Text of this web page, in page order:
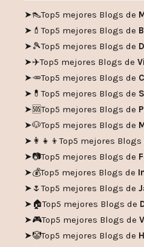
➤👠Top5 mejores Blogs de
➤💄Top5 mejores Blogs de
➤🎾Top5 mejores Blogs de
➤✈️Top5 mejores Blogs de
➤🥕Top5 mejores Blogs de
➤💊Top5 mejores Blogs de
➤🆘Top5 mejores Blogs de
➤🐶Top5 mejores Blogs de
➤👩‍👧‍👦Top5 mejores Blogs
➤📷Top5 mejores Blogs de
➤💰Top5 mejores Blogs de
➤🌷Top5 mejores Blogs de
➤🏠Top5 mejores Blogs de
➤🎮Top5 mejores Blogs de
➤🤡Top5 mejores Blogs de